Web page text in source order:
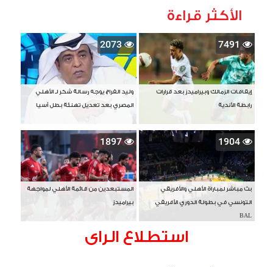
الأكثر قراءة
7491
إيقافات الزمالك وبيراميدز بعد قرارات
رابطة الأندية
2073
وليد الفراج يوجه رسالة شكر لـ الأهلي
المصري بعد تعديل تهنئة بطل آسيا
1904
بث مباشر لمباراة الأهلي والأفريقي
التونسي في بطولة الدوري الأفريقي
BAL
1897
المستبعدين من قائمة الأهلي لمواجهة
بيراميدز
استطلاع الراى